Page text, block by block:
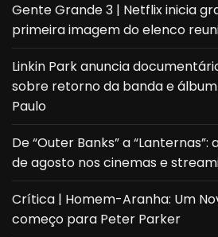
Gente Grande 3 | Netflix inicia
primeira imagem do elenco
Linkin Park anuncia documentário
sobre retorno da banda e
Paulo
De “Outer Banks” a
de agosto nos cinemas e
Crítica | Homem-Aranha: Um
começo para Peter Parker